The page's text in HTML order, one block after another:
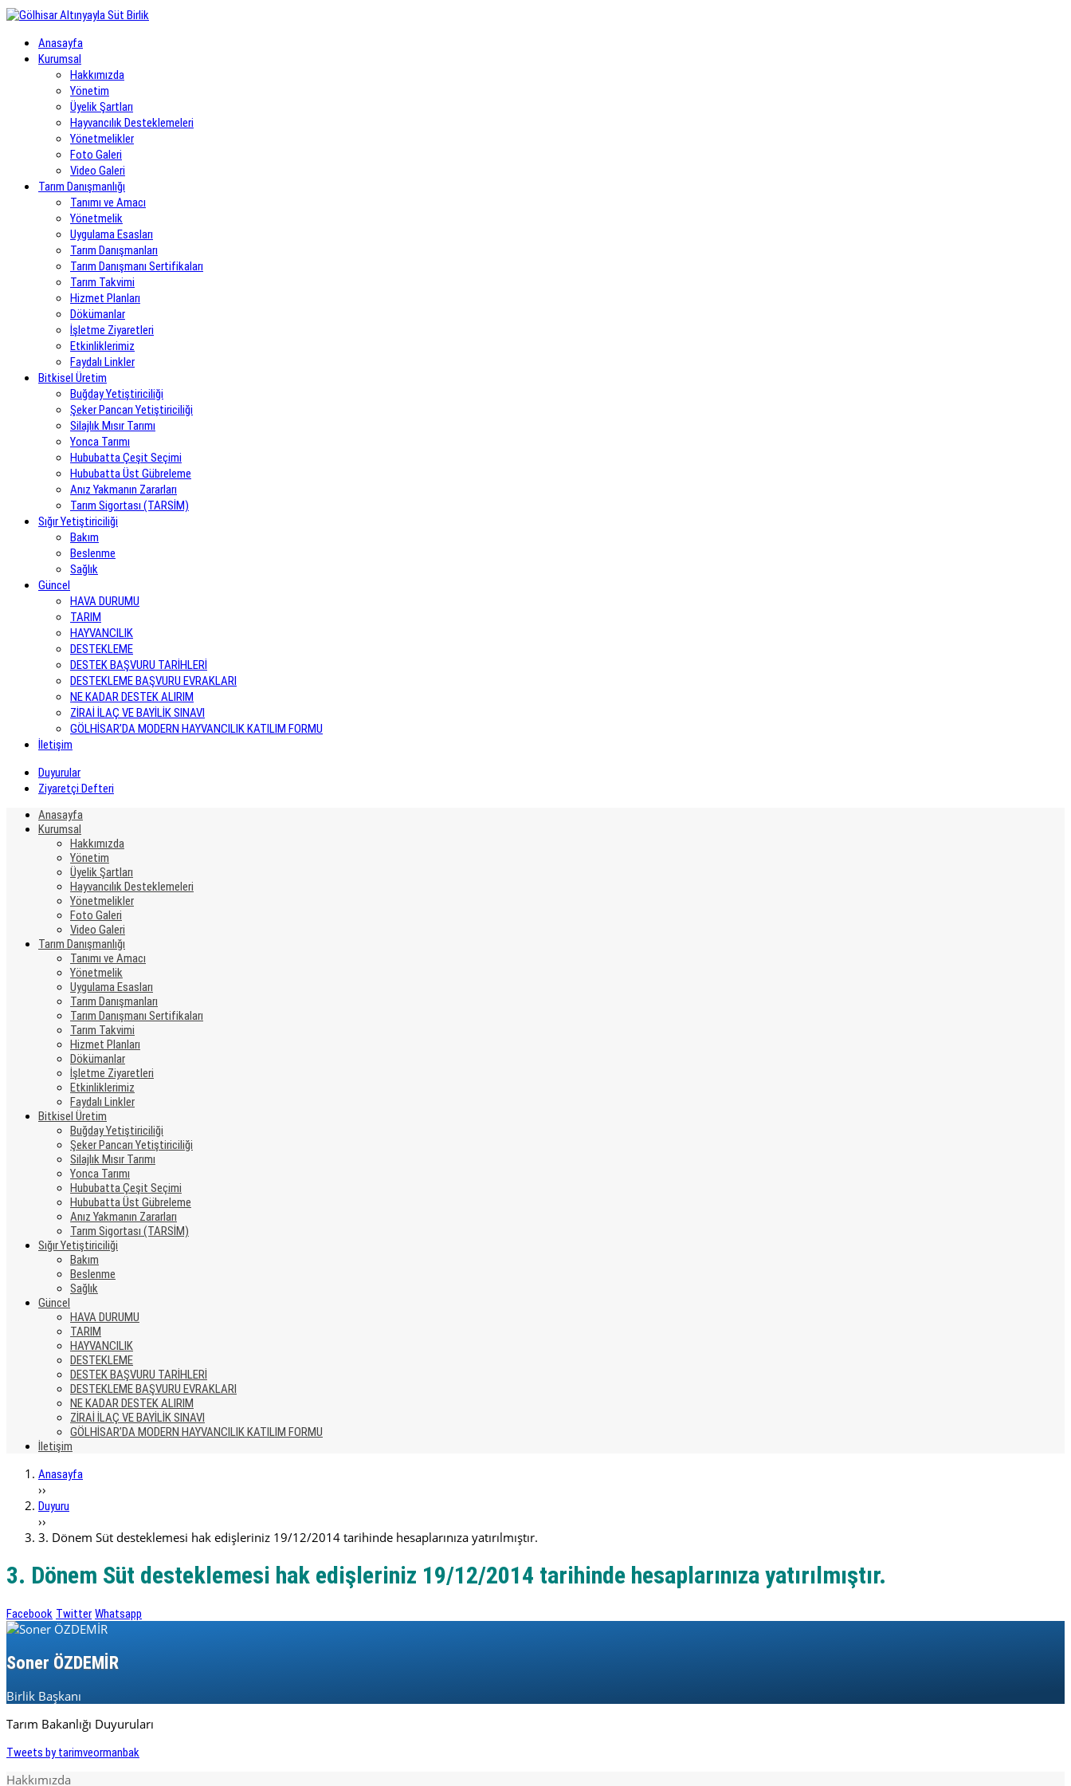
Anasayfa
Kurumsal
Hakkımızda
Yönetim
Üyelik Şartları
Hayvancılık Desteklemeleri
Yönetmelikler
Foto Galeri
Video Galeri
Tarım Danışmanlığı
Tanımı ve Amacı
Yönetmelik
Uygulama Esasları
Tarım Danışmanları
Tarım Danışmanı Sertifikaları
Tarım Takvimi
Hizmet Planları
Dökümanlar
İşletme Ziyaretleri
Etkinliklerimiz
Faydalı Linkler
Bitkisel Üretim
Buğday Yetiştiriciliği
Şeker Pancarı Yetiştiriciliği
Silajlık Mısır Tarımı
Yonca Tarımı
Hububatta Çeşit Seçimi
Hububatta Üst Gübreleme
Anız Yakmanın Zararları
Tarım Sigortası (TARSİM)
Sığır Yetiştiriciliği
Bakım
Beslenme
Sağlık
Güncel
HAVA DURUMU
TARIM
HAYVANCILIK
DESTEKLEME
DESTEK BAŞVURU TARİHLERİ
DESTEKLEME BAŞVURU EVRAKLARI
NE KADAR DESTEK ALIRIM
ZİRAİ İLAÇ VE BAYİLİK SINAVI
GÖLHİSAR’DA MODERN HAYVANCILIK KATILIM FORMU
İletişim
Duyurular
Ziyaretçi Defteri
Anasayfa
Kurumsal
Hakkımızda
Yönetim
Üyelik Şartları
Hayvancılık Desteklemeleri
Yönetmelikler
Foto Galeri
Video Galeri
Tarım Danışmanlığı
Tanımı ve Amacı
Yönetmelik
Uygulama Esasları
Tarım Danışmanları
Tarım Danışmanı Sertifikaları
Tarım Takvimi
Hizmet Planları
Dökümanlar
İşletme Ziyaretleri
Etkinliklerimiz
Faydalı Linkler
Bitkisel Üretim
Buğday Yetiştiriciliği
Şeker Pancarı Yetiştiriciliği
Silajlık Mısır Tarımı
Yonca Tarımı
Hububatta Çeşit Seçimi
Hububatta Üst Gübreleme
Anız Yakmanın Zararları
Tarım Sigortası (TARSİM)
Sığır Yetiştiriciliği
Bakım
Beslenme
Sağlık
Güncel
HAVA DURUMU
TARIM
HAYVANCILIK
DESTEKLEME
DESTEK BAŞVURU TARİHLERİ
DESTEKLEME BAŞVURU EVRAKLARI
NE KADAR DESTEK ALIRIM
ZİRAİ İLAÇ VE BAYİLİK SINAVI
GÖLHİSAR’DA MODERN HAYVANCILIK KATILIM FORMU
İletişim
Anasayfa
››
Duyuru
››
3. Dönem Süt desteklemesi hak edişleriniz 19/12/2014 tarihinde hesaplarınıza yatırılmıştır.
3. Dönem Süt desteklemesi hak edişleriniz 19/12/2014 tarihinde hesaplarınıza yatırılmıştır.
Facebook Twitter Whatsapp
Soner ÖZDEMİR
Birlik Başkanı
Tarım Bakanlığı Duyuruları
Tweets by tarimveormanbak
Hakkımızda